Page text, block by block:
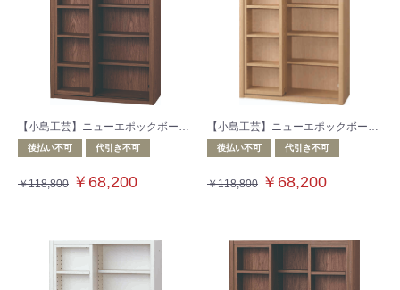
後払い不可 代引き不可
￥118,800 ￥68,200
後払い不可 代引き不可
￥118,800 ￥68,200